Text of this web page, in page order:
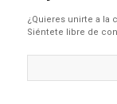
¿Quieres unirte a la
Siéntete libre de